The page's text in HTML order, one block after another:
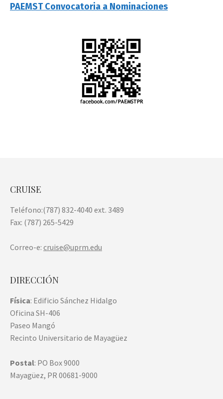
PAEMST Convocatoria a Nominaciones
CRUISE
Teléfono:(787) 832-4040 ext. 3489
Fax: (787) 265-5429
Correo-e: cruise@uprm.edu
DIRECCIÓN
Física: Edificio Sánchez Hidalgo
Oficina SH-406
Paseo Mangó
Recinto Universitario de Mayagüez
Postal: PO Box 9000
Mayagüez, PR 00681-9000